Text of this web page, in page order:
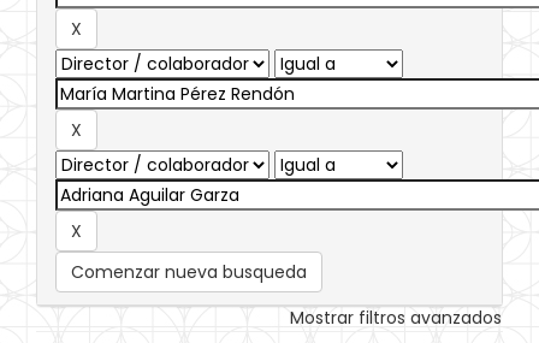
Comenzar nueva busqueda
Mostrar filtros avanzados